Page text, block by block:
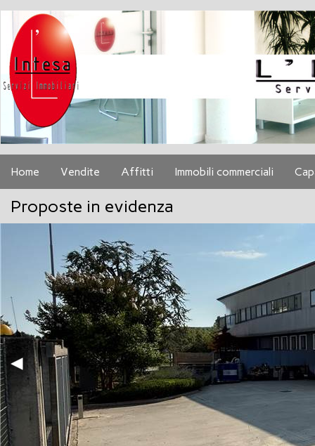
Home Vendite Affitti Immobili commerciali
Proposte in evidenza